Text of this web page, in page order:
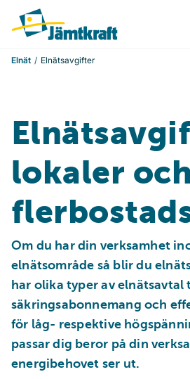
Hoppa till innehåll
Till startsidan
Elnät Elnätsavgifter
lokaler och
Om du har din verksamhet
elnätsområde så blir du
har olika typer av
säkringsabonnemang och
för låg- respektive
passar dig beror på din
energibehovet ser ut.